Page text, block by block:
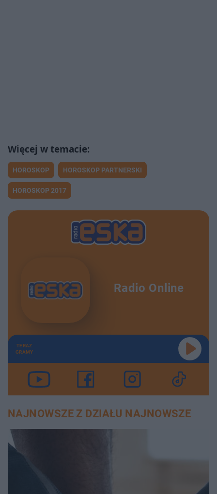
HOROSKOP HOROSKOP PARTNERSKI
HOROSKOP 2017
Radio Online
TERAZ
GRAMY
NAJNOWSZE Z DZIAŁU NAJNOWSZE